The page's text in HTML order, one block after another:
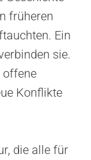
früheren
Ein
sie.
offene
Konflikte
die alle für